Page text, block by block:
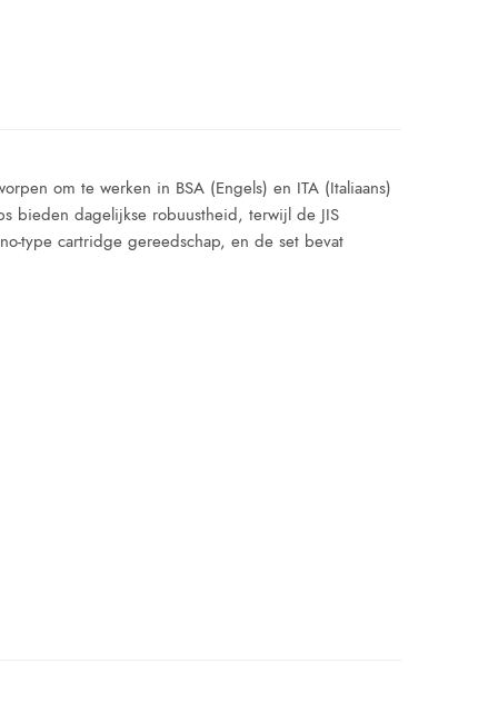
om te werken in BSA (Engels) en ITA (Italiaans)
bieden dagelijkse robuustheid, terwijl de JIS
type cartridge gereedschap, en de set bevat